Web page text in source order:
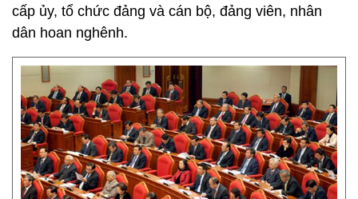
cấp ủy, tổ chức đảng và cán bộ, đảng viên, nhân
dân hoan nghênh.